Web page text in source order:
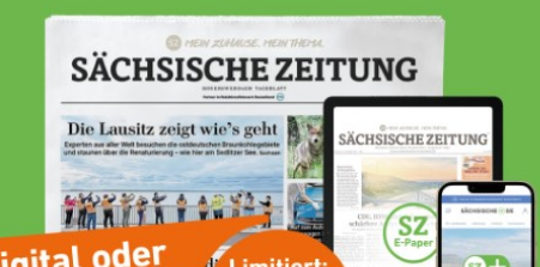
Abovorteile
Leserservice
Abo